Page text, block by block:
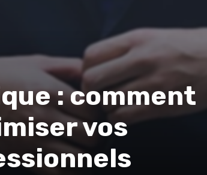
: comment
vos